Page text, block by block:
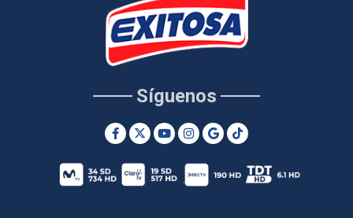
Síguenos